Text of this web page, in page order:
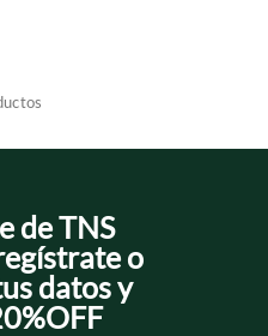
de TNS
o
datos y